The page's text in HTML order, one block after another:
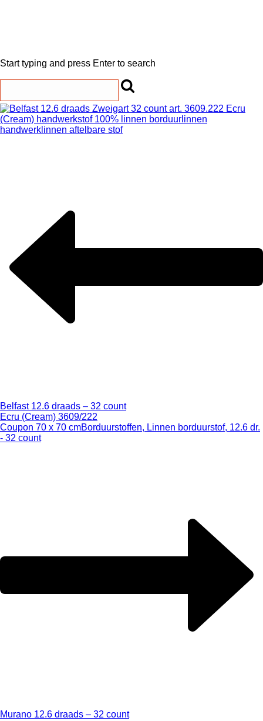
Start typing and press Enter to search
Belfast 12.6 draads – 32 count
Ecru (Cream) 3609/222
Coupon 70 x 70 cmBorduurstoffen, Linnen borduurstof, 12.6 dr.
- 32 count
Murano 12.6 draads – 32 count